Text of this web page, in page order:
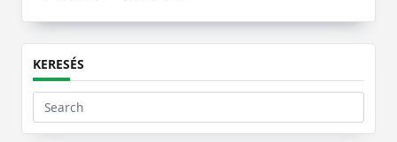
KERESÉS
Search
for: